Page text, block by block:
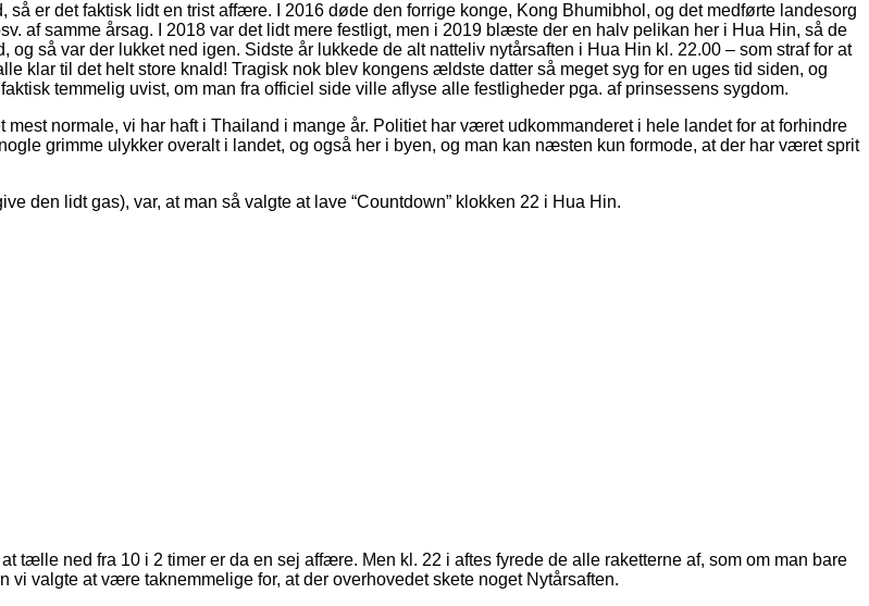
er det faktisk lidt en trist affære. I 2016 døde den forrige konge, Kong Bhumibhol, og det medførte landesorg
af samme årsag. I 2018 var det lidt mere festligt, men i 2019 blæste der en halv pelikan her i Hua Hin, så de
så var der lukket ned igen. Sidste år lukkede de alt natteliv nytårsaften i Hua Hin kl. 22.00 – som straf for at
klar til det helt store knald! Tragisk nok blev kongens ældste datter så meget syg for en uges tid siden, og
temmelig uvist, om man fra officiel side ville aflyse alle festligheder pga. af prinsessens sygdom.
normale, vi har haft i Thailand i mange år. Politiet har været udkommanderet i hele landet for at forhindre
grimme ulykker overalt i landet, og også her i byen, og man kan næsten kun formode, at der har været sprit
den lidt gas), var, at man så valgte at lave “Countdown” klokken 22 i Hua Hin.
tælle ned fra 10 i 2 timer er da en sej affære. Men kl. 22 i aftes fyrede de alle raketterne af, som om man bare
valgte at være taknemmelige for, at der overhovedet skete noget Nytårsaften.